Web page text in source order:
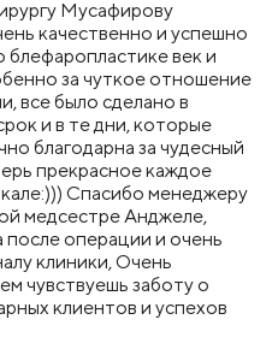
Мусафирову
качественно и успешно
век и
за чуткое отношение
все было сделано в
и в те дни, которые
благодарна за чудесный
прекрасное каждое
Спасибо менеджеру
медсестре Анджеле,
после операции и очень
клиники, Очень
чувствуешь заботу о
клиентов и успехов